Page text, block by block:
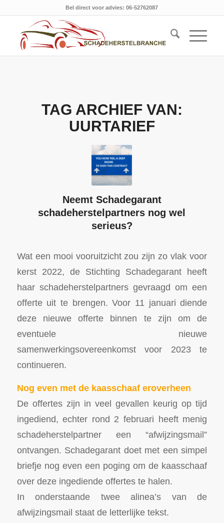
Bel direct voor advies: 06-52762087
TAG ARCHIEF VAN:
UURTARIEF
Neemt Schadegarant
schadeherstelpartners nog wel
serieus?
Wat een mooi vooruitzicht zou zijn zo vlak voor
kerst 2022, de Stichting Schadegarant heeft
haar schadeherstelpartners gevraagd om een
offerte uit te brengen. Voor 11 januari diende
deze nieuwe offerte binnen te zijn om de
eventuele nieuwe
samenwerkingsovereenkomst voor 2023 te
continueren.
Nog even met de kaasschaaf eroverheen
De offertes zijn in veel gevallen keurig op tijd
ingediend, echter rond 2 februari heeft menig
schadeherstelpartner een “afwijzingsmail”
ontvangen. Schadegarant doet met een simpel
briefje nog even een poging om de kaasschaaf
over deze ingediende offertes te halen.
In onderstaande twee alinea’s van de
afwijzingsmail staat de letterlijke tekst.